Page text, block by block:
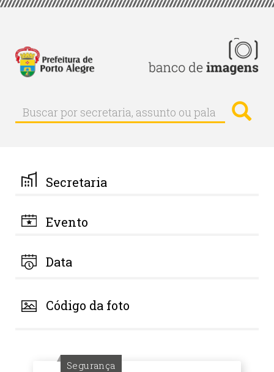
Pular
principal
Buscar
Buscar
por
palavra-
chave
Secretaria
Evento
Data
Código da foto
Segurança